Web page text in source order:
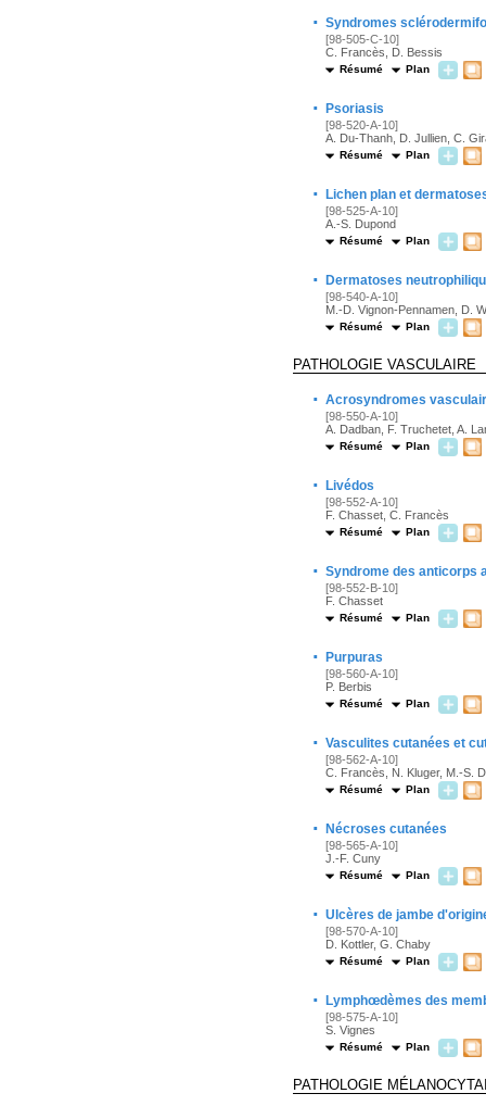
· Syndromes
[98-505-C-10]
C. Francès, D. Bessis
Résumé Plan
· Psoriasis
[98-520-A-10]
A. Du-Thanh, D. Jullien, C.
Résumé Plan
· Lichen plan et
[98-525-A-10]
A.-S. Dupond
Résumé Plan
· Dermatoses
[98-540-A-10]
M.-D. Vignon-Pennamen, D.
Résumé Plan
PATHOLOGIE VASCULAIRE
· Acrosyndromes
[98-550-A-10]
A. Dadban, F. Truchetet, A.
Résumé Plan
· Livédos
[98-552-A-10]
F. Chasset, C. Francès
Résumé Plan
· Syndrome des anticorps
[98-552-B-10]
F. Chasset
Résumé Plan
· Purpuras
[98-560-A-10]
P. Berbis
Résumé Plan
· Vasculites cutanées et
[98-562-A-10]
C. Francès, N. Kluger, M.-S.
Résumé Plan
· Nécroses cutanées
[98-565-A-10]
J.-F. Cuny
Résumé Plan
· Ulcères de jambe
[98-570-A-10]
D. Kottler, G. Chaby
Résumé Plan
· Lymphœdèmes des
[98-575-A-10]
S. Vignes
Résumé Plan
PATHOLOGIE